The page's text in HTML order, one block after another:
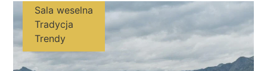
Sala weselna
Tradycja
Trendy